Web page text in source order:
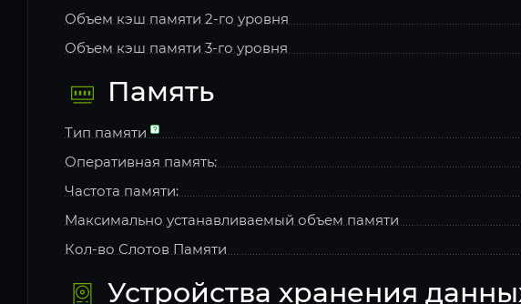
Объем кэш памяти 2-го уровня
Объем кэш памяти 3-го уровня
Память
Тип памяти
Оперативная память:
Частота памяти:
Максимально устанавливаемый объем памяти
Кол-во Слотов Памяти
Устройства хранения